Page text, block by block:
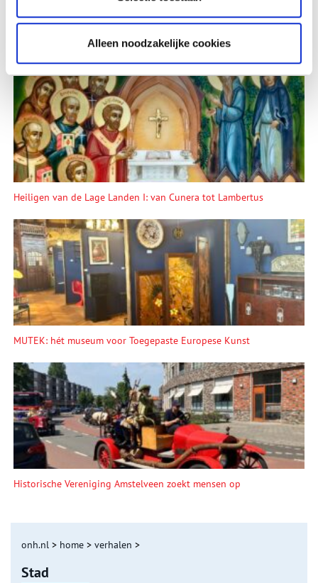
Alleen noodzakelijke cookies
Lees meer verhalen
Heiligen van de Lage Landen I: van Cunera tot Lambertus
MUTEK: hét museum voor Toegepaste Europese Kunst
Historische Vereniging Amstelveen zoekt mensen op
onh.nl > home > verhalen >
Stad